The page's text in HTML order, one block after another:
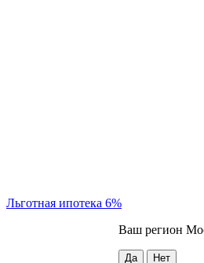
Льготная ипотека 6%
Ваш регион